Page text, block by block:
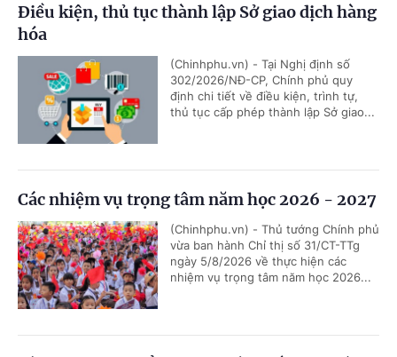
Điều kiện, thủ tục thành lập Sở giao dịch hàng
hóa
(Chinhphu.vn) - Tại Nghị định số
302/2026/NĐ-CP, Chính phủ quy
định chi tiết về điều kiện, trình tự,
thủ tục cấp phép thành lập Sở giao...
Các nhiệm vụ trọng tâm năm học 2026 - 2027
(Chinhphu.vn) - Thủ tướng Chính phủ
vừa ban hành Chỉ thị số 31/CT-TTg
ngày 5/8/2026 về thực hiện các
nhiệm vụ trọng tâm năm học 2026...